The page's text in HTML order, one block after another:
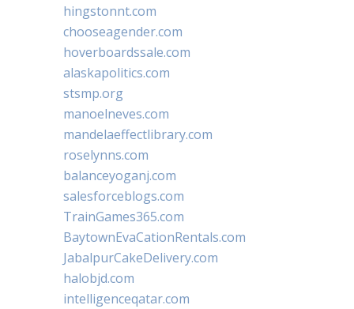
hingstonnt.com
chooseagender.com
hoverboardssale.com
alaskapolitics.com
stsmp.org
manoelneves.com
mandelaeffectlibrary.com
roselynns.com
balanceyoganj.com
salesforceblogs.com
TrainGames365.com
BaytownEvaCationRentals.com
JabalpurCakeDelivery.com
halobjd.com
intelligenceqatar.com